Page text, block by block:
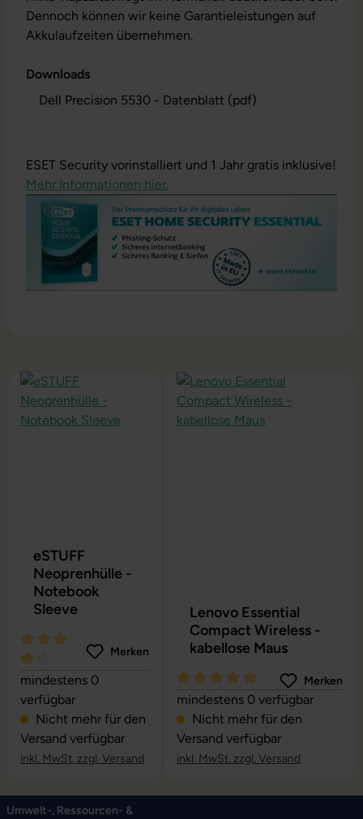
Dennoch können wir keine Garantieleistungen auf
Akkulaufzeiten übernehmen.
Downloads
Dell Precision 5530 - Datenblatt (pdf)
ESET Security vorinstalliert und 1 Jahr gratis inklusive!
Mehr Informationen hier.
Produktgalerie überspringen
eSTUFF
Neoprenhülle -
Notebook
Sleeve
Durchschnittliche Bewertung von 4.24 von 5 Sternen
Merken
mindestens 0
verfügbar
Nicht mehr für den
Versand verfügbar
inkl. MwSt. zzgl. Versand
Lenovo Essential
Compact Wireless -
kabellose Maus
Durchschnittliche Bewertung
Merken
mindestens 0 verfügbar
Nicht mehr für den
Versand verfügbar
inkl. MwSt. zzgl. Versand
Umwelt-, Ressourcen- &